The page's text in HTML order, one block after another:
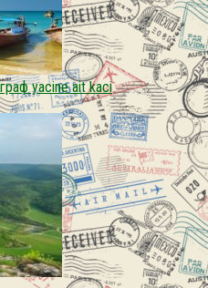
yacine ait kaci